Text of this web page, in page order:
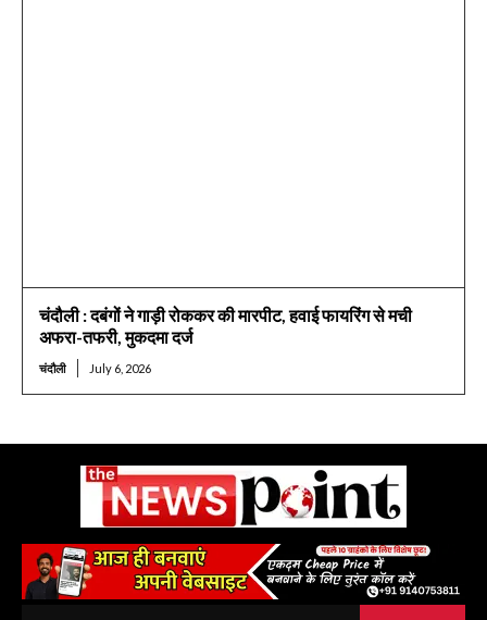
चंदौली : दबंगों ने गाड़ी रोककर की मारपीट, हवाई फायरिंग से मची
अफरा-तफरी, मुकदमा दर्ज
चंदौली July 6, 2026